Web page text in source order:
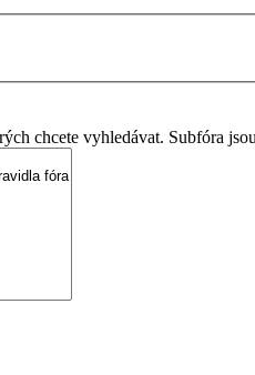
chcete vyhledávat. Subfóra